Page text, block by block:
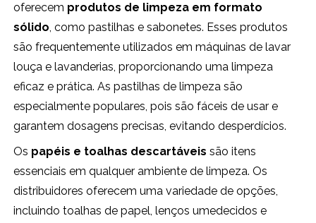
oferecem produtos de limpeza em formato
sólido, como pastilhas e sabonetes. Esses produtos
são frequentemente utilizados em máquinas de lavar
louça e lavanderias, proporcionando uma limpeza
eficaz e prática. As pastilhas de limpeza são
especialmente populares, pois são fáceis de usar e
garantem dosagens precisas, evitando desperdícios.
Os papéis e toalhas descartáveis são itens
essenciais em qualquer ambiente de limpeza. Os
distribuidores oferecem uma variedade de opções,
incluindo toalhas de papel, lenços umedecidos e